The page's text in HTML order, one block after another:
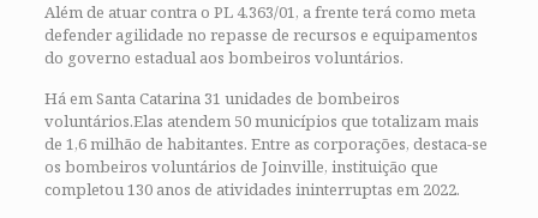
Além de atuar contra o PL 4.363/01, a frente terá como meta
defender agilidade no repasse de recursos e equipamentos
do governo estadual aos bombeiros voluntários.
Há em Santa Catarina 31 unidades de bombeiros
voluntários.Elas atendem 50 municípios que totalizam mais
de 1,6 milhão de habitantes. Entre as corporações, destaca-se
os bombeiros voluntários de Joinville, instituição que
completou 130 anos de atividades ininterruptas em 2022.